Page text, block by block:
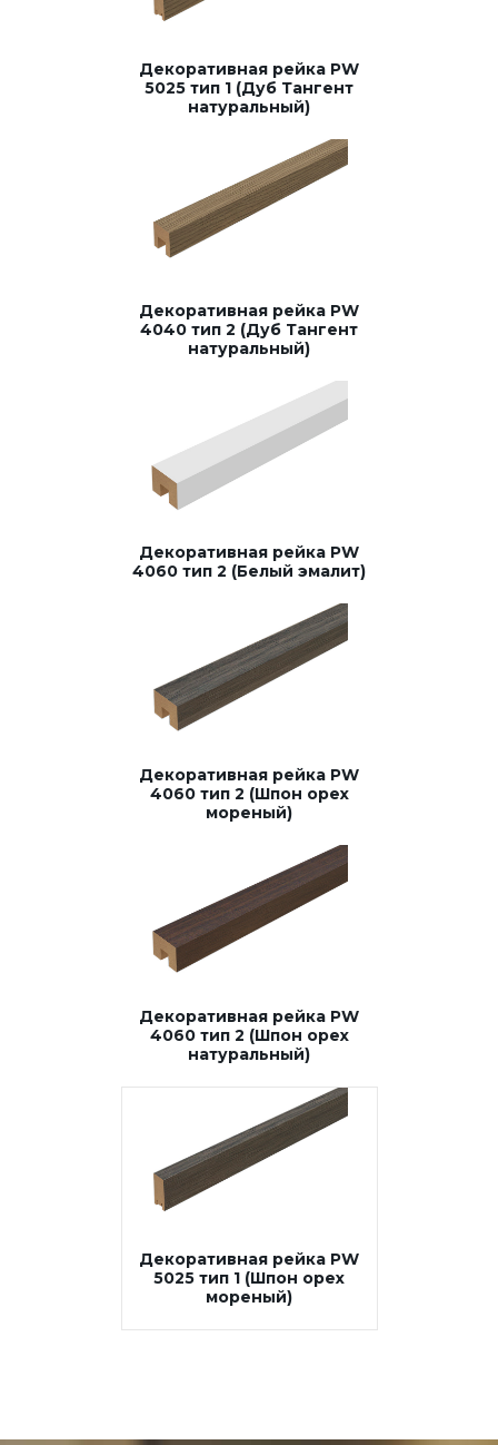
Декоративная рейка PW
5025 тип 1 (Дуб Тангент
натуральный)
Декоративная рейка PW
4040 тип 2 (Дуб Тангент
натуральный)
Декоративная рейка PW
4060 тип 2 (Белый эмалит)
Декоративная рейка PW
4060 тип 2 (Шпон орех
мореный)
Декоративная рейка PW
4060 тип 2 (Шпон орех
натуральный)
Декоративная рейка PW
5025 тип 1 (Шпон орех
мореный)